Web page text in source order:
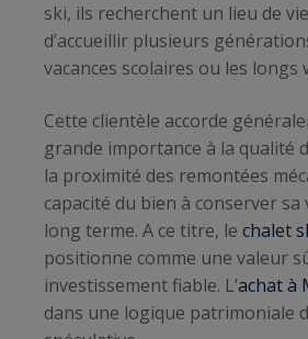
ski, ils recherchent un lieu de
d’accueillir plusieurs
vacances scolaires ou les longs
Cette clientèle accorde
grande importance à la qualité
la proximité des remontées
capacité du bien à conserver sa
long terme. A ce titre, le chalet
positionne comme une valeur
investissement fiable. L’achat à
dans une logique patrimoniale